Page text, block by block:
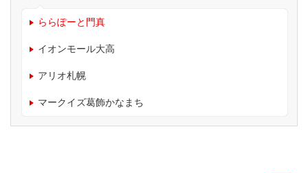
ららぽーと門真
イオンモール大高
アリオ札幌
マークイズ葛飾かなまち